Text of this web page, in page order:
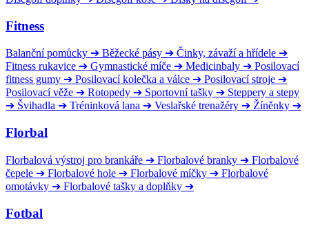
Fitness
Balanční pomůcky ➔ Běžecké pásy ➔ Činky, závaží a hřídele ➔
Fitness rukavice ➔ Gymnastické míče ➔ Medicinbaly ➔ Posilovací
fitness gumy ➔ Posilovací kolečka a válce ➔ Posilovací stroje ➔
Posilovací věže ➔ Rotopedy ➔ Sportovní tašky ➔ Steppery a stepy
➔ Švihadla ➔ Tréninková lana ➔ Veslařské trenažéry ➔ Žíněnky ➔
Florbal
Florbalová výstroj pro brankáře ➔ Florbalové branky ➔ Florbalové
čepele ➔ Florbalové hole ➔ Florbalové míčky ➔ Florbalové
omotávky ➔ Florbalové tašky a doplňky ➔
Fotbal